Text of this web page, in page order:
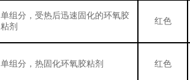
单组分，受热后迅速固化的环氧胶
粘剂
红色
单组分，热固化环氧胶粘剂 红色